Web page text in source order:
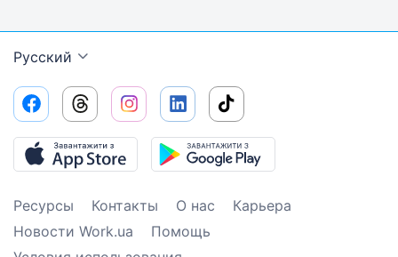
Русский
Ресурсы Контакты О нас
Карьера
Новости Work.ua
Помощь